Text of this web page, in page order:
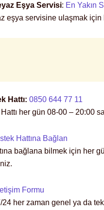
Eşya Servisi: En Yakın
eşya servisine ulaşmak
Hattı: 0850 644 77 11
her gün 08-00 – 20:00
Hattına Bağlan
bağlana bilmek için her
İletişim Formu
her zaman genel ya da